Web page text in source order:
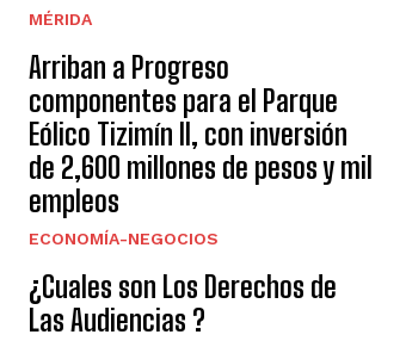
MÉRIDA
Arriban a Progreso
componentes para el Parque
Eólico Tizimín II, con inversión
de 2,600 millones de pesos y mil
empleos
ECONOMÍA-NEGOCIOS
¿Cuales son Los Derechos de
Las Audiencias ?